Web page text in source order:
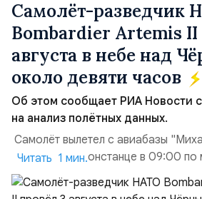
Самолёт-разведчик
Bombardier Artemis II
августа в небе над
около девяти часов
Об этом сообщает РИА Новости
на анализ полётных данных.
Самолёт вылетел с авиабазы
в румынской Констанце в 09:00
времени и направился по прямой к
границе. На базу самолёт вернулся
Читать 1 мин.